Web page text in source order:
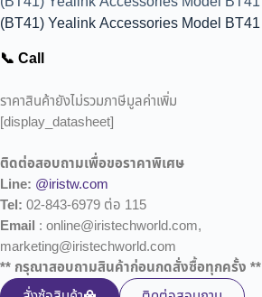
(BT41) Yealink Accessories Model BT41
📞 Call
ราคาสินค้ายังไม่รวมภาษีมูลค่าเพิ่ม
[display_datasheet]
ติดต่อสอบถามเพื่อขอราคาพิเศษ
Line: @iristw.com
Tel: 02-843-6979 ต่อ 115
Email : online@iristechworld.com,
marketing@iristechworld.com
** กรุณาสอบถามสินค้าก่อนกดสั่งซื้อทุกครั้ง **